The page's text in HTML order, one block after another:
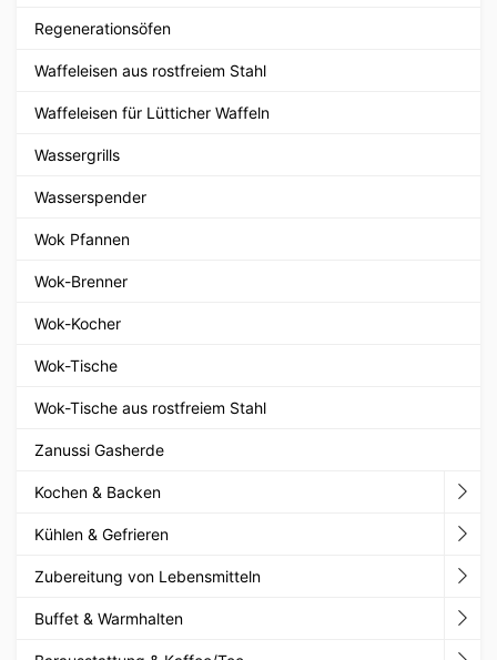
Regenerationsöfen
Waffeleisen aus rostfreiem Stahl
Waffeleisen für Lütticher Waffeln
Wassergrills
Wasserspender
Wok Pfannen
Wok-Brenner
Wok-Kocher
Wok-Tische
Wok-Tische aus rostfreiem Stahl
Zanussi Gasherde
Kochen & Backen
Kühlen & Gefrieren
Zubereitung von Lebensmitteln
Buffet & Warmhalten